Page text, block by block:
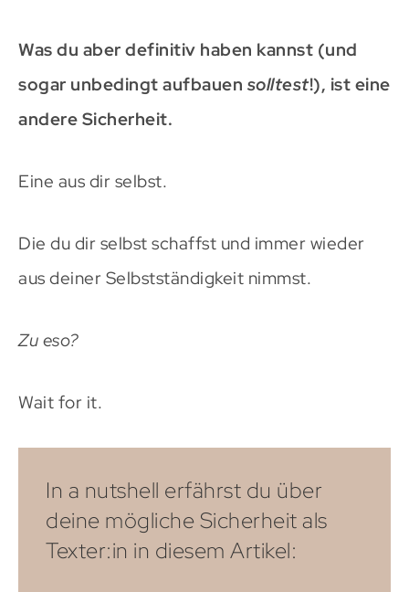
Was du aber definitiv haben kannst (und
sogar unbedingt aufbauen solltest!), ist eine
andere Sicherheit.
Eine aus dir selbst.
Die du dir selbst schaffst und immer wieder
aus deiner Selbstständigkeit nimmst.
Zu eso?
Wait for it.
In a nutshell erfährst du über
deine mögliche Sicherheit als
Texter:in in diesem Artikel: